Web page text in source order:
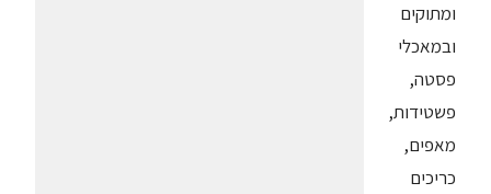
ומתוקים
ובמאכלי
פסטה,
פשטידות,
מאפים,
כריכים